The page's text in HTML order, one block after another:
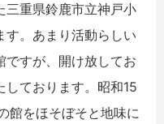
三重県鈴鹿市立神戸小
す。あまり活動らしい
ですが、開け放してお
しております。昭和15
館をほそぼそと地味に